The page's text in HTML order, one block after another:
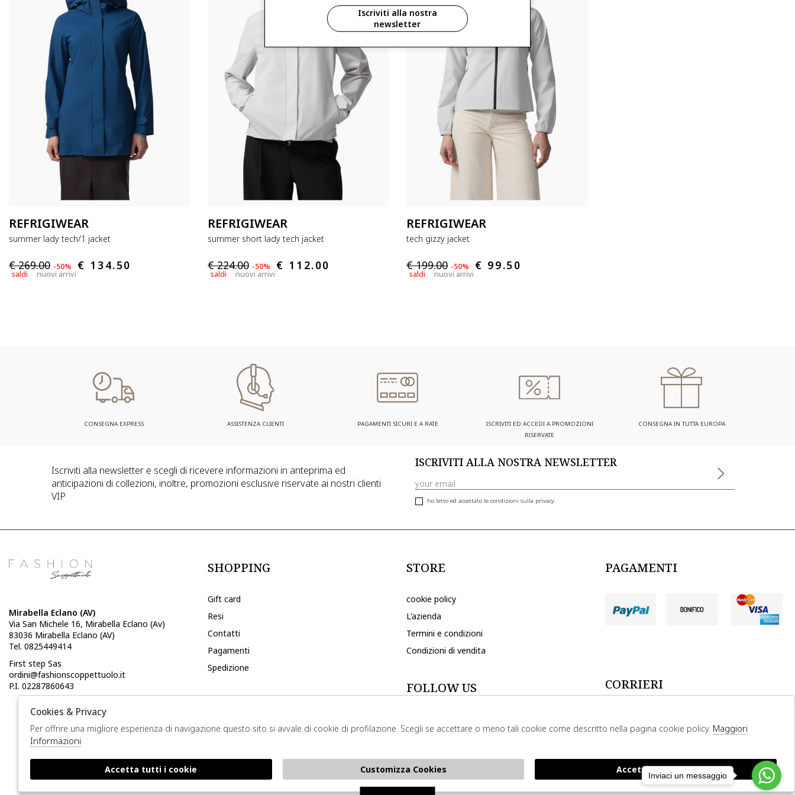
REFRIGIWEAR
summer lady tech/1 jacket
€ 269.00 -50% € 134.50
saldi nuovi arrivi
REFRIGIWEAR
summer short lady tech jacket
€ 224.00 -50% € 112.00
saldi nuovi arrivi
REFRIGIWEAR
tech gizzy jacket
€ 199.00 -50% € 99.50
saldi nuovi arrivi
CONSEGNA EXPRESS ASSISTENZA CLIENTI PAGAMENTI SICURI E A RATE
ISCRIVITI ED ACCEDI A PROMOZIONI
RISERVATE
CONSEGNA IN TUTTA EUROPA
Iscriviti alla newsletter e scegli di ricevere informazioni in anteprima ed
anticipazioni di collezioni, inoltre, promozioni esclusive riservate ai nostri clienti
VIP
ISCRIVITI ALLA NOSTRA NEWSLETTER
ho letto ed accettato le condizioni sulla privacy.
Mirabella Eclano (AV)
Via San Michele 16, Mirabella Eclano (Av)
83036 Mirabella Eclano (AV)
Tel. 0825449414
First step Sas
ordini@fashionscoppettuolo.it
P.I. 02287860643
SHOPPING
Gift card
Resi
Contatti
Pagamenti
Spedizione
Privacy
STORE
cookie policy
L'azienda
Termini e condizioni
Condizioni di vendita
FOLLOW US
PAGAMENTI
CORRIERI
Iscriviti alla nostra
newsletter
Cookies & Privacy
Per offrire una migliore esperienza di navigazione questo sito si avvale di cookie di profilazione. Scegli se accettare o meno tali cookie come descritto nella pagina cookie policy. Maggiori
Informazioni
Accetta tutti i cookie Customizza Cookies Accetta Necessari
Inviaci un messaggio